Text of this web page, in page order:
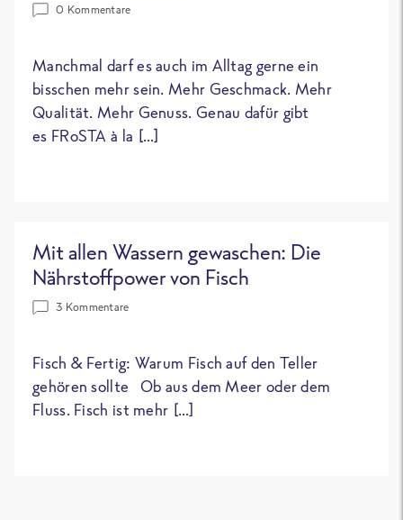
0 Kommentare
Manchmal darf es auch im Alltag gerne ein
bisschen mehr sein. Mehr Geschmack. Mehr
Qualität. Mehr Genuss. Genau dafür gibt
es FRoSTA à la […]
Mit allen Wassern gewaschen: Die
Nährstoffpower von Fisch
3 Kommentare
Fisch & Fertig: Warum Fisch auf den Teller
gehören sollte Ob aus dem Meer oder dem
Fluss. Fisch ist mehr […]